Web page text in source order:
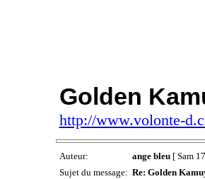
Golden
http://www.volonte-
Auteur: ange bleu[ Sam
Sujet du message: Re: Golden